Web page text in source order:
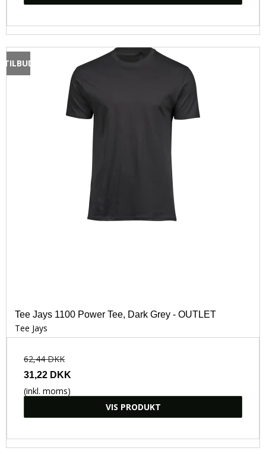
TILBUD
Tee Jays 1100 Power Tee, Dark Grey - OUTLET
Tee Jays
62,44 DKK
31,22 DKK
(inkl. moms)
VIS PRODUKT